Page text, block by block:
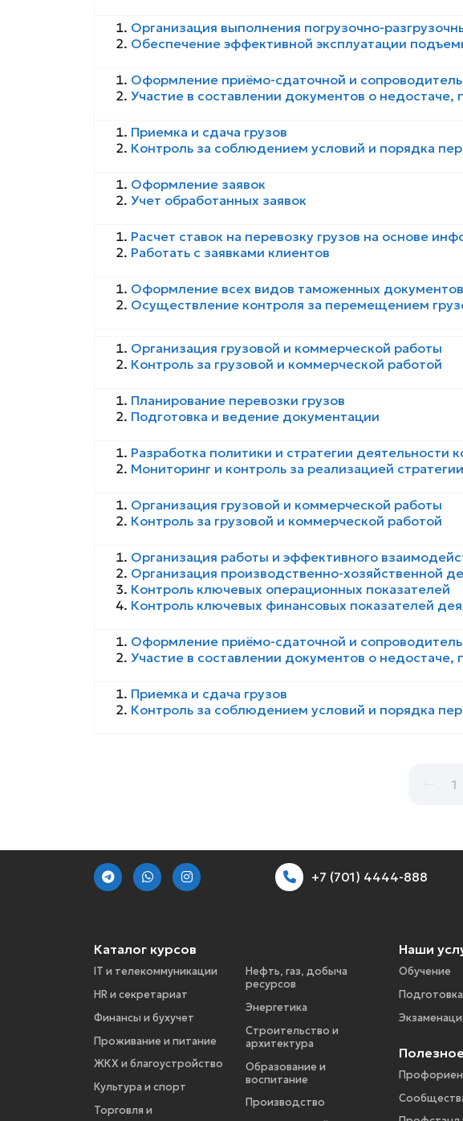
Организация выполнения погрузочно-
Обеспечение эффективной эксплуатации
Оформление приёмо-сдаточной и
Участие в составлении документов о недостаче,
Приемка и сдача грузов
Контроль за соблюдением условий и порядка
Оформление заявок
Учет обработанных заявок
Расчет ставок на перевозку грузов на основе
Работать с заявками клиентов
Оформление всех видов таможенных документов
Осуществление контроля за перемещением
Организация грузовой и коммерческой работы
Контроль за грузовой и коммерческой работой
Планирование перевозки грузов
Подготовка и ведение документации
Разработка политики и стратегии деятельности
Мониторинг и контроль за реализацией
Организация грузовой и коммерческой работы
Контроль за грузовой и коммерческой работой
Организация работы и эффективного
Организация производственно-хозяйственной
Контроль ключевых операционных показателей
Контроль ключевых финансовых показателей
Оформление приёмо-сдаточной и
Участие в составлении документов о недостаче,
Приемка и сдача грузов
Контроль за соблюдением условий и порядка
1
+7 (701) 4444-888
Каталог курсов
IT и телекоммуникации
HR и секретариат
Финансы и бухучет
Проживание и питание
ЖКХ и благоустройство
Культура и спорт
Торговля и
Нефть, газ, добыча
ресурсов
Энергетика
Строительство и
архитектура
Образование и
воспитание
Производство
Наши
Обучение
Подготовка
Полезное